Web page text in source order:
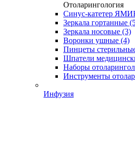
Отоларингология
Синус-катетер
Зеркала гортанные
Зеркала носовые (3)
Воронки ушные (4)
Пинцеты
Шпатели
Наборы
Инструменты
Инфузия